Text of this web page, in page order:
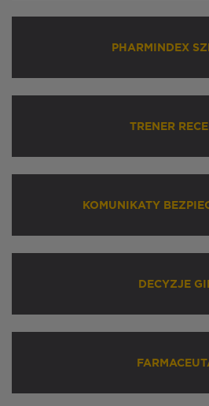
PHARMINDEX
TRENER
KOMUNIKATY
DECYZJE